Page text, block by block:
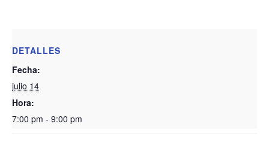
DETALLES
Fecha:
julio 14
Hora:
7:00 pm - 9:00 pm